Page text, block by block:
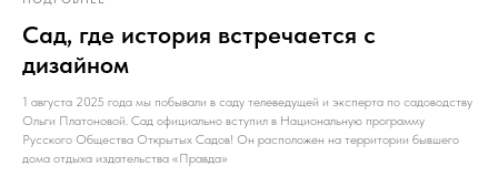
Сад, где история встречается с
дизайном
1 августа 2025 года мы побывали в саду телеведущей и эксперта по садоводству
Ольги Платоновой. Сад официально вступил в Национальную программу
Русского Общества Открытых Садов! Он расположен на территории бывшего
дома отдыха издательства «Правда»